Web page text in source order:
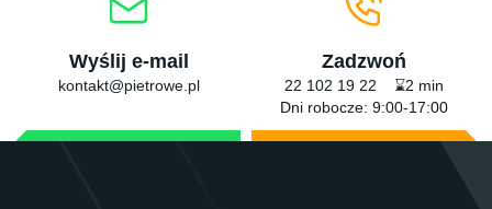
Wyślij e-mail
kontakt@pietrowe.pl
Zadzwoń
22 102 19 22 ⌛2 min
Dni robocze: 9:00-17:00